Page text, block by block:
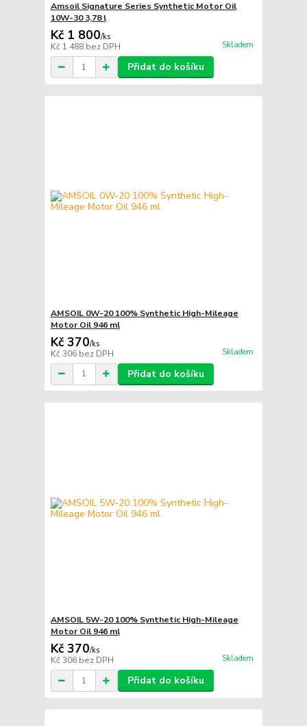
Amsoil Signature Series Synthetic Motor Oil
10W-30 3,78 l
Kč 1 800/ks
Kč 1 488 bez DPH Skladem
Přidat do košíku
AMSOIL 0W-20 100% Synthetic High-Mileage
Motor Oil 946 ml
Kč 370/ks
Kč 306 bez DPH Skladem
Přidat do košíku
AMSOIL 5W-20 100% Synthetic High-Mileage
Motor Oil 946 ml
Kč 370/ks
Kč 306 bez DPH Skladem
Přidat do košíku